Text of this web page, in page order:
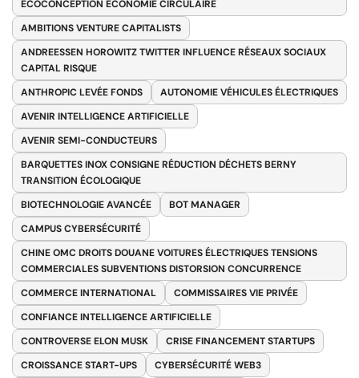
ÉCOCONCEPTION ÉCONOMIE CIRCULAIRE
AMBITIONS VENTURE CAPITALISTS
ANDREESSEN HOROWITZ TWITTER INFLUENCE RÉSEAUX SOCIAUX
CAPITAL RISQUE
ANTHROPIC LEVÉE FONDS
AUTONOMIE VÉHICULES ÉLECTRIQUES
AVENIR INTELLIGENCE ARTIFICIELLE
AVENIR SEMI-CONDUCTEURS
BARQUETTES INOX CONSIGNE RÉDUCTION DÉCHETS BERNY
TRANSITION ÉCOLOGIQUE
BIOTECHNOLOGIE AVANCÉE
BOT MANAGER
CAMPUS CYBERSÉCURITÉ
CHINE OMC DROITS DOUANE VOITURES ÉLECTRIQUES TENSIONS
COMMERCIALES SUBVENTIONS DISTORSION CONCURRENCE
COMMERCE INTERNATIONAL
COMMISSAIRES VIE PRIVÉE
CONFIANCE INTELLIGENCE ARTIFICIELLE
CONTROVERSE ELON MUSK
CRISE FINANCEMENT STARTUPS
CROISSANCE START-UPS
CYBERSÉCURITÉ WEB3